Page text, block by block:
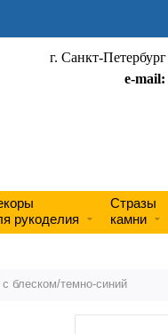
г. Санкт-Петербург
e-mail:
рукоделия
Стразы
камни
блеском/темно-синий